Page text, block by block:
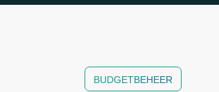
BUDGETBEHEER